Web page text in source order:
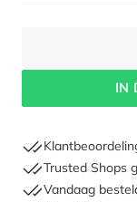
IN
Trusted Shops
Vandaag